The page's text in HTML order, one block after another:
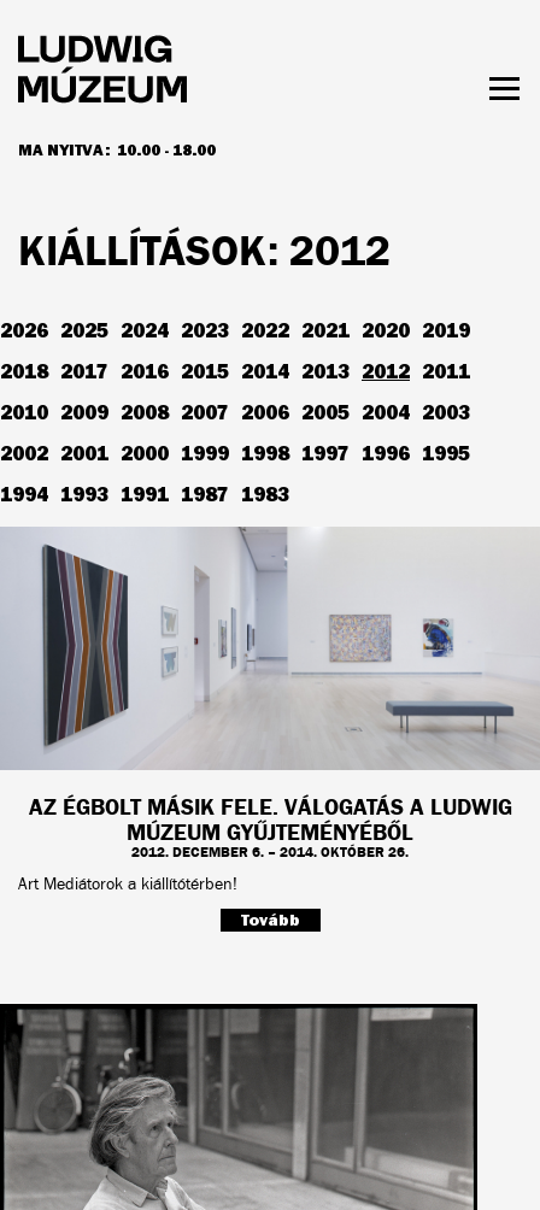
tartalomra
MA NYITVA: 10.00 - 18.00
NYITVATARTÁS ÉS JEGYÁRAK
KIÁLLÍTÁSOK: 2012
2026 2025 2024 2023 2022 2021 2020 2019
2018 2017 2016 2015 2014 2013 2012 2011
2010 2009 2008 2007 2006 2005 2004 2003
2002 2001 2000 1999 1998 1997 1996 1995
1994 1993 1991 1987 1983
AZ ÉGBOLT MÁSIK FELE. VÁLOGATÁS A LUDWIG
MÚZEUM GYŰJTEMÉNYÉBŐL
2012. DECEMBER 6. – 2014. OKTÓBER 26.
Art Mediátorok a kiállítótérben!
Tovább